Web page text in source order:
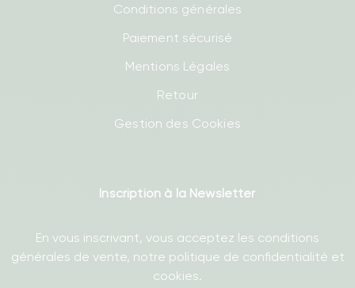
Conditions générales
Paiement sécurisé
Mentions Légales
Retour
Gestion des Cookies
Inscription à la Newsletter
En vous inscrivant, vous acceptez les conditions
générales de vente, notre politique de confidentialité et
cookies.